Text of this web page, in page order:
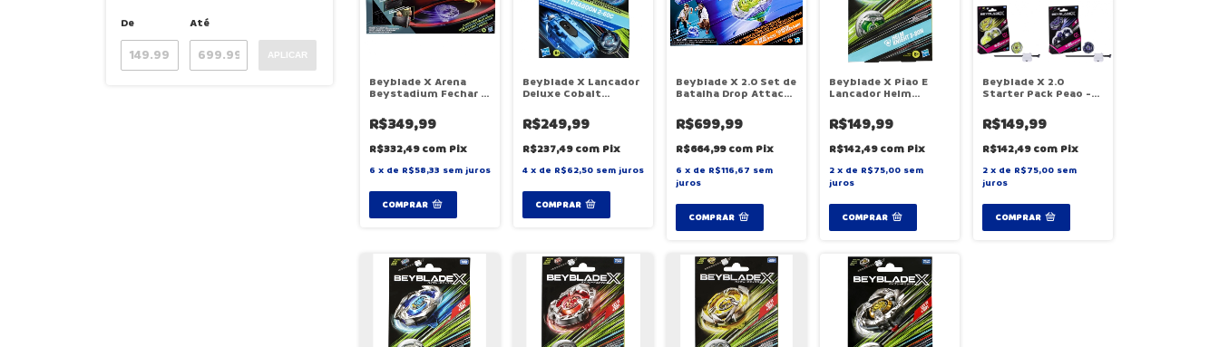
De
Até
APLICAR
Beyblade X Arena
Beystadium Fechar E
R$349,99
R$332,49com Pix
6 x de R$58,33 sem juros
Beyblade X Lancador
Deluxe Cobalt
G1491
R$249,99
R$237,49com Pix
4 x de R$62,50 sem juros
Beyblade X 2.0 Set de
Batalha Drop Attack
R$699,99
R$664,99com Pix
6 x de R$116,67 sem
juros
Beyblade X Piao E
Lancador Helm
Hasbro F9581
R$149,99
R$142,49com Pix
2 x de R$75,00 sem
juros
Beyblade X 2.0
Starter Pack Peao -
R$149,99
R$142,49com Pix
2 x de R$75,00 sem
juros